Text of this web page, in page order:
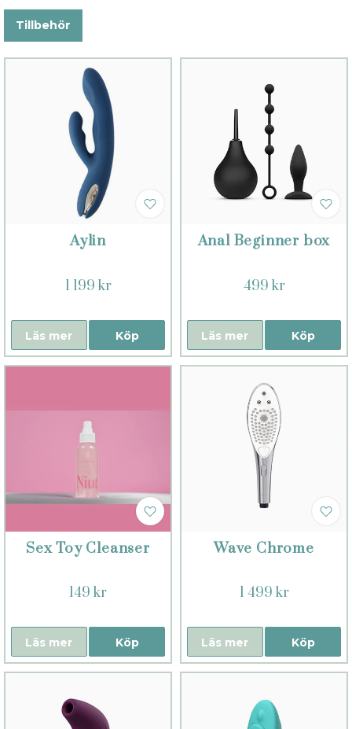
Tillbehör
Aylin
1 199 kr
Köp
Läs mer
Anal Beginner box
499 kr
Köp
Läs mer
Sex Toy Cleanser
149 kr
Köp
Läs mer
Wave Chrome
1 499 kr
Köp
Läs mer